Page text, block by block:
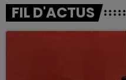
FIL D'ACTUS